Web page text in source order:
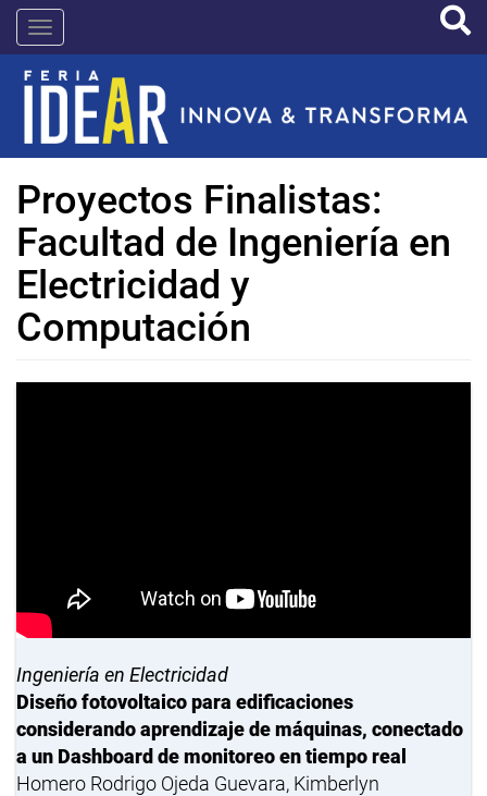
Pasar
contenido
principal
IDEAR
Proyectos Finalistas:
Facultad de Ingeniería en
Electricidad y
Computación
Ingeniería en Electricidad
Diseño fotovoltaico para edificaciones
considerando aprendizaje de máquinas, conectado
a un Dashboard de monitoreo en tiempo real
Homero Rodrigo Ojeda Guevara, Kimberlyn